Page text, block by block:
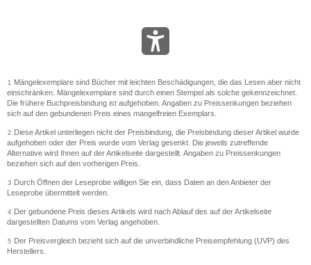
1 Mängelexemplare sind Bücher mit leichten Beschädigungen, die das Lesen aber nicht
einschränken. Mängelexemplare sind durch einen Stempel als solche gekennzeichnet.
Die frühere Buchpreisbindung ist aufgehoben. Angaben zu Preissenkungen beziehen
sich auf den gebundenen Preis eines mangelfreien Exemplars.
2
Diese Artikel unterliegen nicht der Preisbindung, die Preisbindung dieser Artikel wurde
aufgehoben oder der Preis wurde vom Verlag gesenkt. Die jeweils zutreffende
Alternative wird Ihnen auf der Artikelseite dargestellt. Angaben zu Preissenkungen
beziehen sich auf den vorherigen Preis.
3
Durch Öffnen der Leseprobe willigen Sie ein, dass Daten an den Anbieter der
Leseprobe übermittelt werden.
4
Der gebundene Preis dieses Artikels wird nach Ablauf des auf der Artikelseite
dargestellten Datums vom Verlag angehoben.
5
Der Preisvergleich bezieht sich auf die unverbindliche Preisempfehlung (UVP) des
Herstellers.